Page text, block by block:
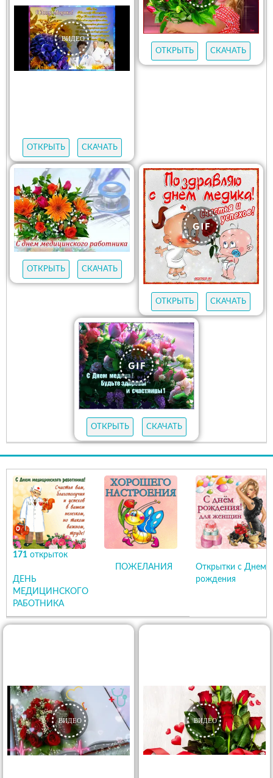
ОТКРЫТЬ СКАЧАТЬ
ОТКРЫТЬ СКАЧАТЬ
ОТКРЫТЬ СКАЧАТЬ
ОТКРЫТЬ СКАЧАТЬ
ОТКРЫТЬ СКАЧАТЬ
171 открыток
ДЕНЬ
МЕДИЦИНСКОГО
РАБОТНИКА
ПОЖЕЛАНИЯ
Открытки с Днем
рождения